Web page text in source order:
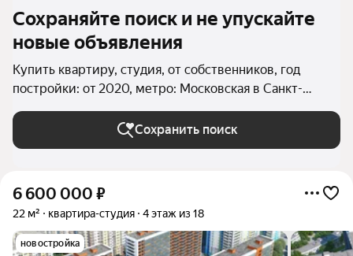
Сохраняйте поиск и не упускайте
новые объявления
Купить квартиру, студия, от собственников, год
постройки: от 2020, метро: Московская в Санкт-
Петербурге и ЛО
Сохранить поиск
6 600 000 ₽
22 м² квартира-студия 4 этаж из 18
новостройка